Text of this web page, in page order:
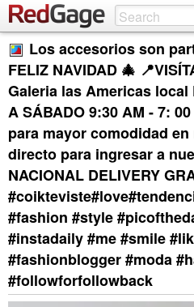
Los accesorios
FELIZ NAVIDAD 🎄
Galeria las Americas
A SÁBADO 9:30 AM - 7:
para mayor comodidad
directo para ingresar a
NACIONAL DELIVERY
#fashion #style
#instadaily #me #smile
#fashionblogger #moda
#followforfollowback